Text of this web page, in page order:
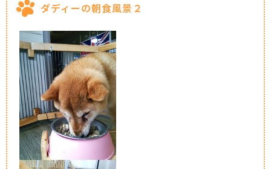
ダディーの朝食風景２